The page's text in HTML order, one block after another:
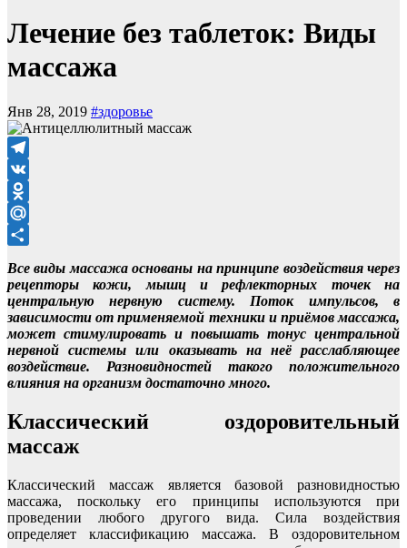
Лечение без таблеток: Виды
массажа
Янв 28, 2019 #здоровье
Telegram
VK
Odnoklassniki
Mail.Ru
Все виды массажа основаны на принципе воздействия через
рецепторы кожи, мышц и рефлекторных точек на
центральную нервную систему. Поток импульсов, в
зависимости от применяемой техники и приёмов массажа,
может стимулировать и повышать тонус центральной
нервной системы или оказывать на неё расслабляющее
воздействие. Разновидностей такого положительного
влияния на организм достаточно много.
Классический оздоровительный
массаж
Классический массаж является базовой разновидностью
массажа, поскольку его принципы используются при
проведении любого другого вида. Сила воздействия
определяет классификацию массажа. В оздоровительном